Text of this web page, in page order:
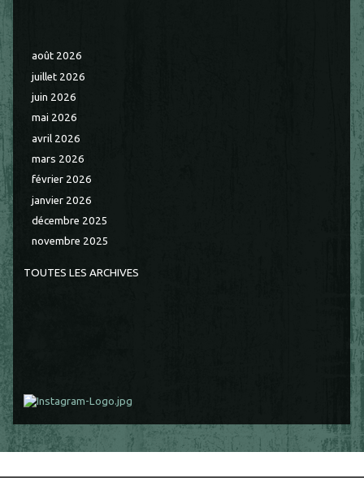
août 2026
juillet 2026
juin 2026
mai 2026
avril 2026
mars 2026
février 2026
janvier 2026
décembre 2025
novembre 2025
TOUTES LES ARCHIVES